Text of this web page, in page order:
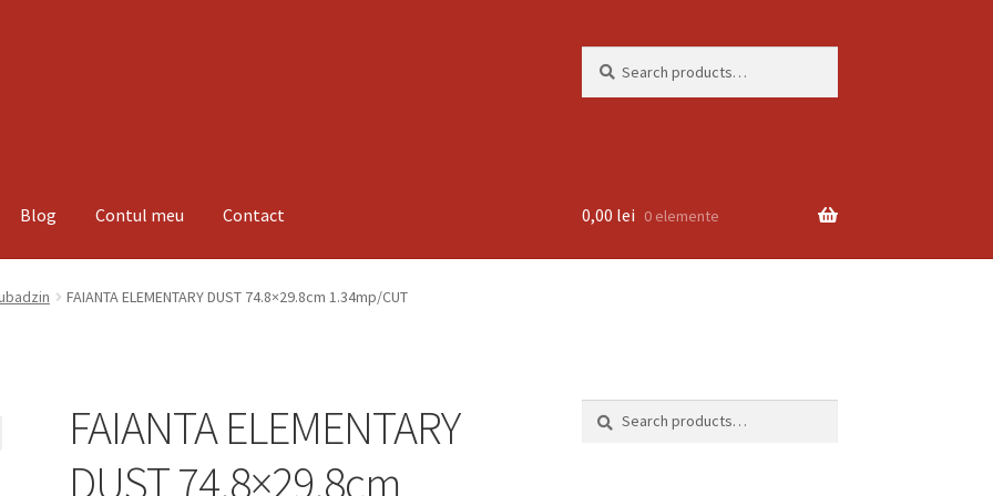
for:
Blog Contul meu Contact
noi InformatiiMagazin Plată
0,00 lei 0 elemente
FAIANTA ELEMENTARY DUST 74.8×29.8cm 1.34mp/CUT
FAIANTA ELEMENTARY
DUST 74.8×29.8cm
Search
Search